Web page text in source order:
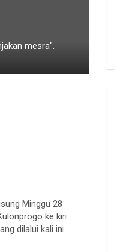
mesra".
Minggu 28
ke kiri.
dilalui kali ini